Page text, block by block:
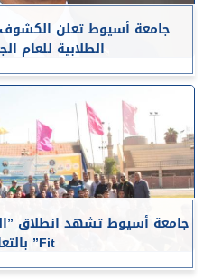
جامعة أسيوط تعلن الكشوف
الطلابية للعام الجامعي
Fit” بالتعاون مع...